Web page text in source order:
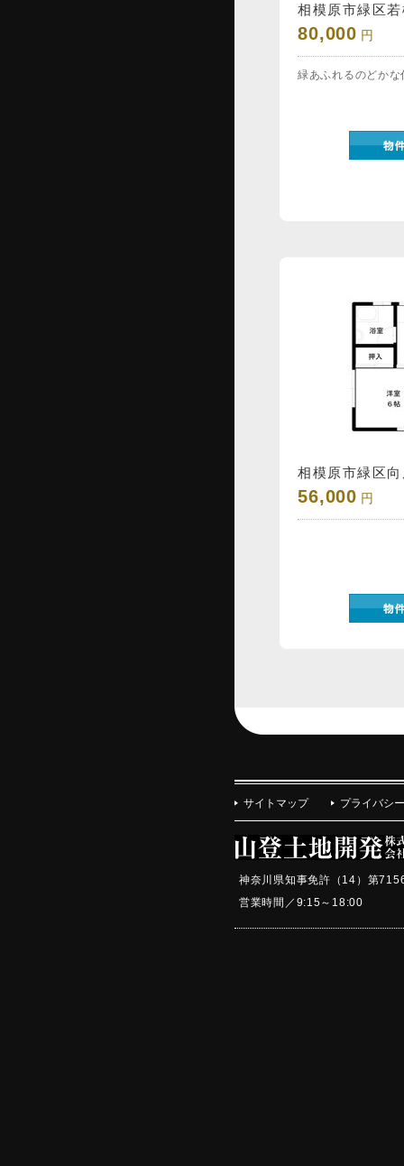
相模原市緑区
80,000 円
緑あふれるのどか
相模原市緑区
56,000 円
サイトマップ プライバシ
神奈川県知事免許（14）第
営業時間／9:15～18:00 定